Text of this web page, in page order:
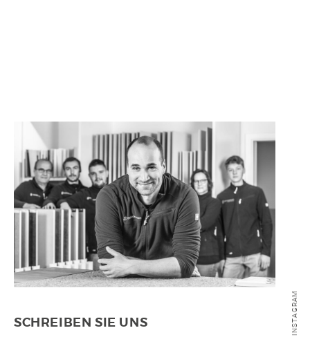
WAND- UND FUSSBODENHEIZUNG
BERATUNG UND PLANUNG
INSTAGRAM
SCHREIBEN SIE UNS